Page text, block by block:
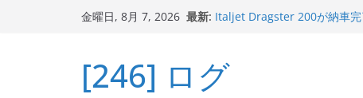
金曜日, 8月 7, 2026 最新: リングが楽しくなった
Jeff Beck 逝去
Ken Block 逝去
[246] ログ